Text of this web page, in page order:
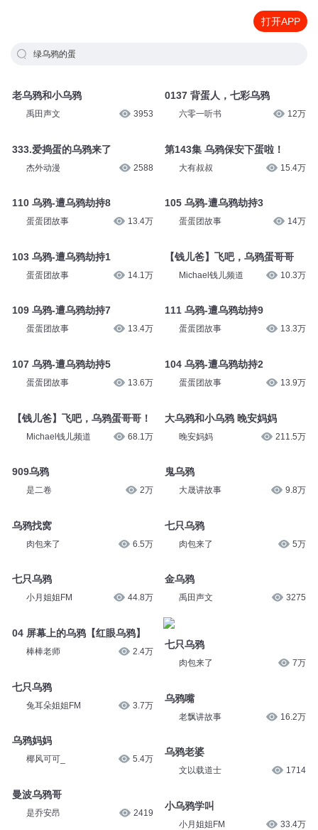
打开APP
绿乌鸦的蛋
老乌鸦和小乌鸦
禹田声文 3953
333.爱捣蛋的乌鸦来了
杰外动漫 2588
110 乌鸦-遭乌鸦劫持8
蛋蛋团故事 13.4万
103 乌鸦-遭乌鸦劫持1
蛋蛋团故事 14.1万
109 乌鸦-遭乌鸦劫持7
蛋蛋团故事 13.4万
107 乌鸦-遭乌鸦劫持5
蛋蛋团故事 13.6万
【钱儿爸】飞吧，乌鸦蛋哥哥！
Michael钱儿频道 68.1万
909乌鸦
是二卷 2万
乌鸦找窝
肉包来了 6.5万
七只乌鸦
小月姐姐FM 44.8万
04 屏幕上的乌鸦【红眼乌鸦】
棒棒老师 2.4万
七只乌鸦
兔耳朵姐姐FM 3.7万
乌鸦妈妈
椰风可可_ 5.4万
曼波乌鸦哥
是乔安昂 2419
0137 背蛋人，七彩乌鸦
六零一听书 12万
第143集 乌鸦保安下蛋啦！
大有叔叔 15.4万
105 乌鸦-遭乌鸦劫持3
蛋蛋团故事 14万
【钱儿爸】飞吧，乌鸦蛋哥哥
Michael钱儿频道 10.3万
111 乌鸦-遭乌鸦劫持9
蛋蛋团故事 13.3万
104 乌鸦-遭乌鸦劫持2
蛋蛋团故事 13.9万
大乌鸦和小乌鸦 晚安妈妈
晚安妈妈 211.5万
鬼乌鸦
大晟讲故事 9.8万
七只乌鸦
肉包来了 5万
金乌鸦
禹田声文 3275
七只乌鸦
肉包来了 7万
乌鸦嘴
老飘讲故事 16.2万
乌鸦老婆
文以载道士 1714
小乌鸦学叫
小月姐姐FM 33.4万